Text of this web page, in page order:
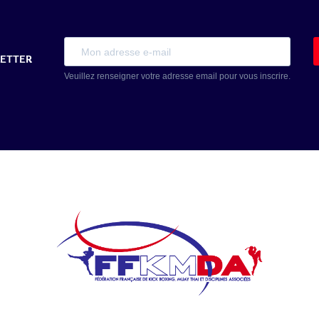
Veuillez renseigner votre adresse email pour vous inscrire.